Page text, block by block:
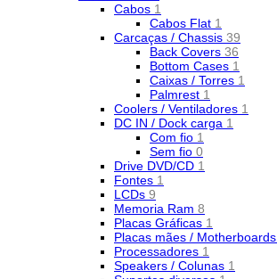
Cabos 1
Cabos Flat 1
Carcaças / Chassis 39
Back Covers 36
Bottom Cases 1
Caixas / Torres 1
Palmrest 1
Coolers / Ventiladores 1
DC IN / Dock carga 1
Com fio 1
Sem fio 0
Drive DVD/CD 1
Fontes 1
LCDs 9
Memoria Ram 8
Placas Gráficas 1
Placas mães / Motherboards
Processadores 1
Speakers / Colunas 1